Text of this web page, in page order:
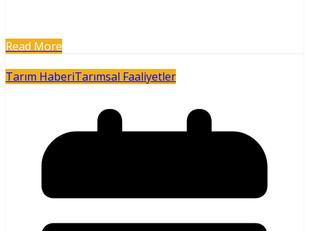
Read More
Tarım HaberiTarımsal Faaliyetler